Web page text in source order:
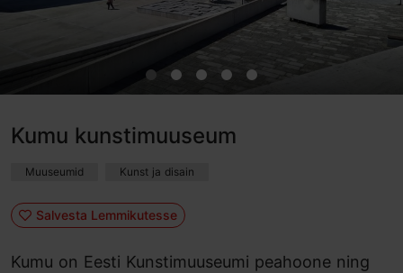
Kumu kunstimuuseum
Muuseumid Kunst ja disain
Salvesta Lemmikutesse
Kumu on Eesti Kunstimuuseumi peahoone ning